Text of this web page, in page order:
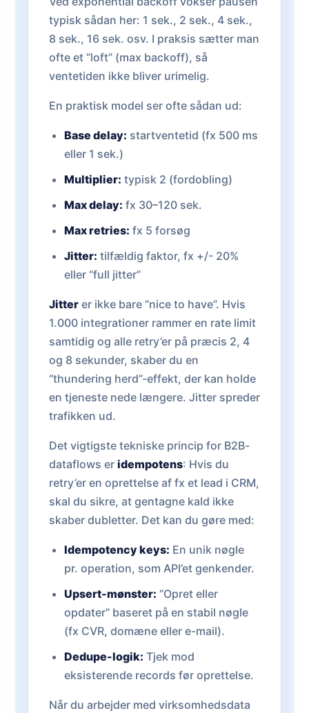
typisk sådan her: 1 sek., 2 sek., 4 sek.,
8 sek., 16 sek. osv. I praksis sætter man
ofte et “loft” (max backoff), så
ventetiden ikke bliver urimelig.
En praktisk model ser ofte sådan ud:
Base delay: startventetid (fx 500 ms
eller 1 sek.)
Multiplier: typisk 2 (fordobling)
Max delay: fx 30–120 sek.
Max retries: fx 5 forsøg
Jitter: tilfældig faktor, fx +/- 20%
eller “full jitter”
Jitter er ikke bare “nice to have”. Hvis
1.000 integrationer rammer en rate limit
samtidig og alle retry’er på præcis 2, 4
og 8 sekunder, skaber du en
“thundering herd”-effekt, der kan holde
en tjeneste nede længere. Jitter spreder
trafikken ud.
Det vigtigste tekniske princip for B2B-
dataflows er idempotens: Hvis du
retry’er en oprettelse af fx et lead i CRM,
skal du sikre, at gentagne kald ikke
skaber dubletter. Det kan du gøre med:
Idempotency keys: En unik nøgle
pr. operation, som API’et genkender.
Upsert-mønster: “Opret eller
opdater” baseret på en stabil nøgle
(fx CVR, domæne eller e-mail).
Dedupe-logik: Tjek mod
eksisterende records før oprettelse.
Når du arbejder med virksomhedsdata